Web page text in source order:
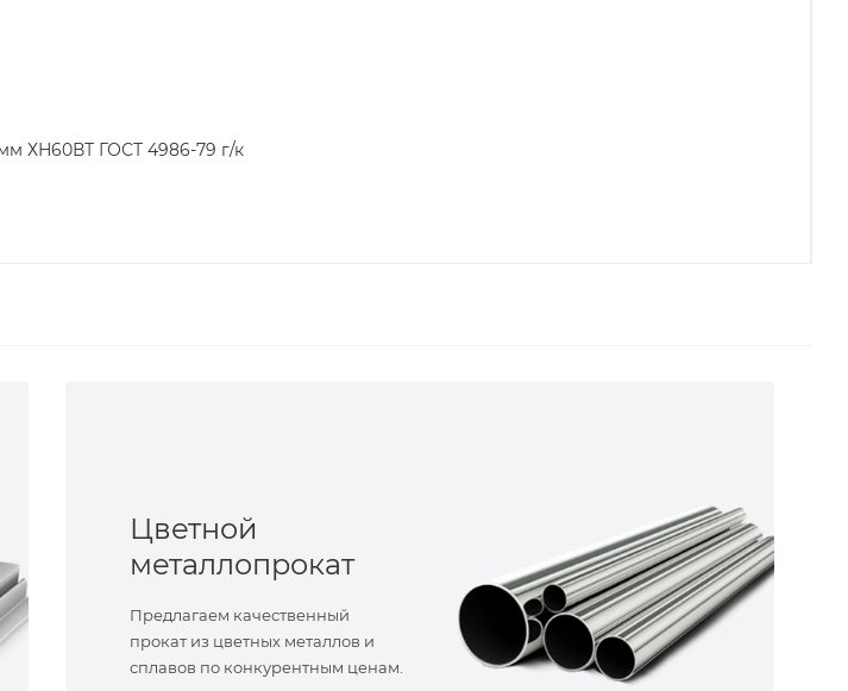
ХН60ВТ ГОСТ 4986-79 г/к
Цветной
металлопрокат
Предлагаем качественный
прокат из цветных металлов и
сплавов по конкурентным ценам.